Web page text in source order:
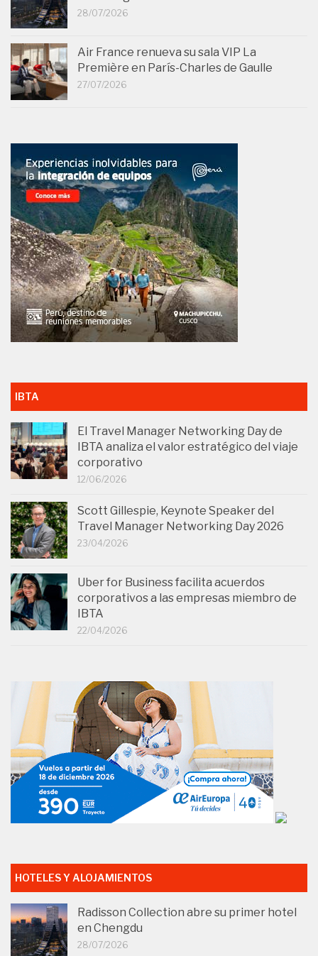
28/07/2026
Air France renueva su sala VIP La
Première en París-Charles de Gaulle
27/07/2026
IBTA
El Travel Manager Networking Day de
IBTA analiza el valor estratégico del viaje
corporativo
12/06/2026
Scott Gillespie, Keynote Speaker del
Travel Manager Networking Day 2026
23/04/2026
Uber for Business facilita acuerdos
corporativos a las empresas miembro de
IBTA
22/04/2026
HOTELES Y ALOJAMIENTOS
Radisson Collection abre su primer hotel
en Chengdu
28/07/2026